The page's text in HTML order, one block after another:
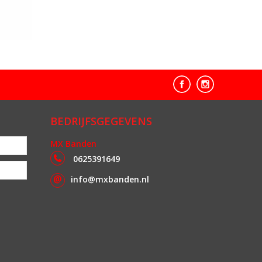
BEDRIJFSGEGEVENS
MX Banden
0625391649
info@mxbanden.nl